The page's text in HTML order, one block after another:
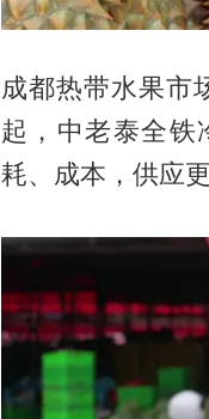
成都热带水果市
起，中老泰全铁
耗、成本，供应